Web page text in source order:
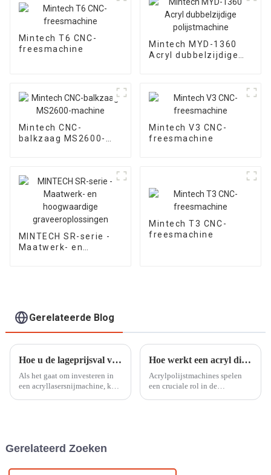
Mintech T6 CNC-
freesmachine
Mintech MYD-1360
Acryl dubbelzijdige
Mintech CNC-
balkzaag MS2600-
Mintech V3 CNC-
freesmachine
MINTECH SR-serie -
Maatwerk- en
Mintech T3 CNC-
freesmachine
Gerelateerde Blog
Hoe u de lageprijsval vermijdt en een betrouwbaar merk acryllasersnijmachine kiest
Als het gaat om investeren in
een acryllasersnijmachine, kan
hebben...
Hoe werkt een acryl diamantpolijstmachine?
Acrylpolijstmachines spelen
een cruciale rol in de
Gerelateerd Zoeken